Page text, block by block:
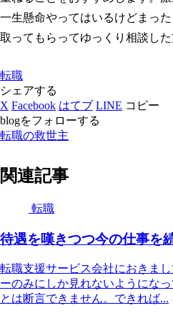
一生懸命やってはいるけどまっ
取ってもらってゆっくり相談し
転職
シェアする
X Facebook はてブ LINE コピー
blogをフォローする
転職の救世主
関連記事
転職
待遇を嘆きつつ今の仕事を
転職支援サービス会社におきま
ーのみにしか見れないようにな
とは断言できません。できれば...